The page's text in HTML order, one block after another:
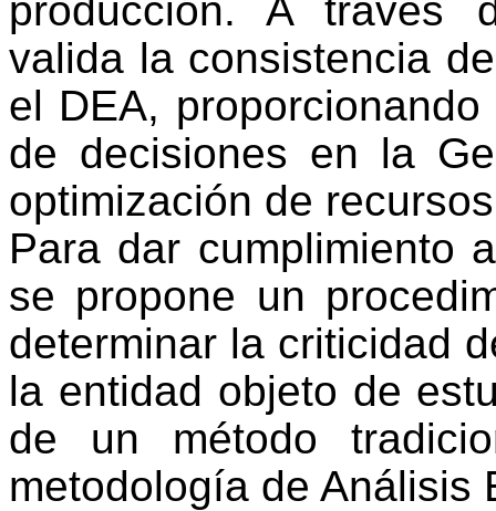
producción. A través
valida la consistencia
el DEA,
de decisiones en la
optimización de
Para dar cumplimiento
se propone un
determinar la criticidad
la entidad objeto de
de un método
metodología de Análisis